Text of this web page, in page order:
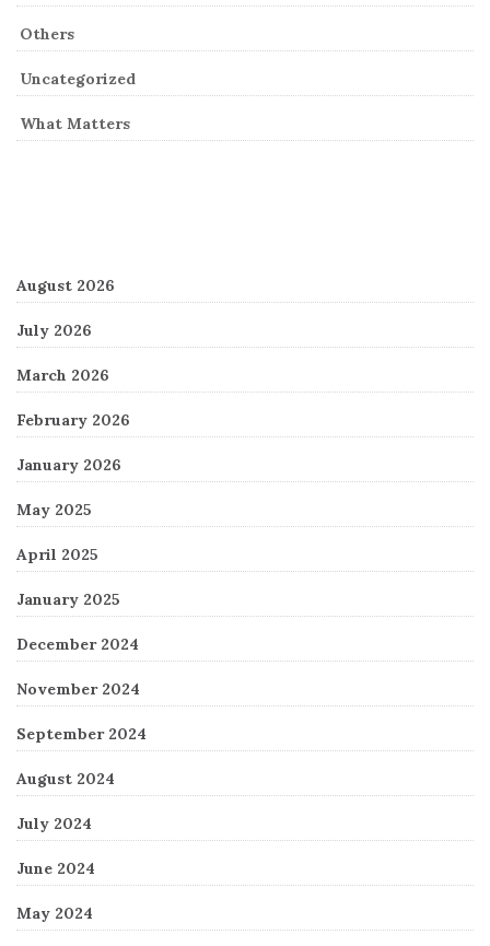
Others
Uncategorized
What Matters
August 2026
July 2026
March 2026
February 2026
January 2026
May 2025
April 2025
January 2025
December 2024
November 2024
September 2024
August 2024
July 2024
June 2024
May 2024